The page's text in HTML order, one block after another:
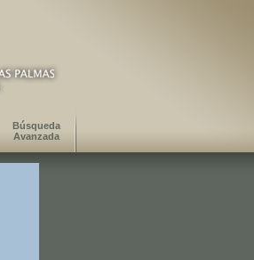
Búsqueda
Avanzada